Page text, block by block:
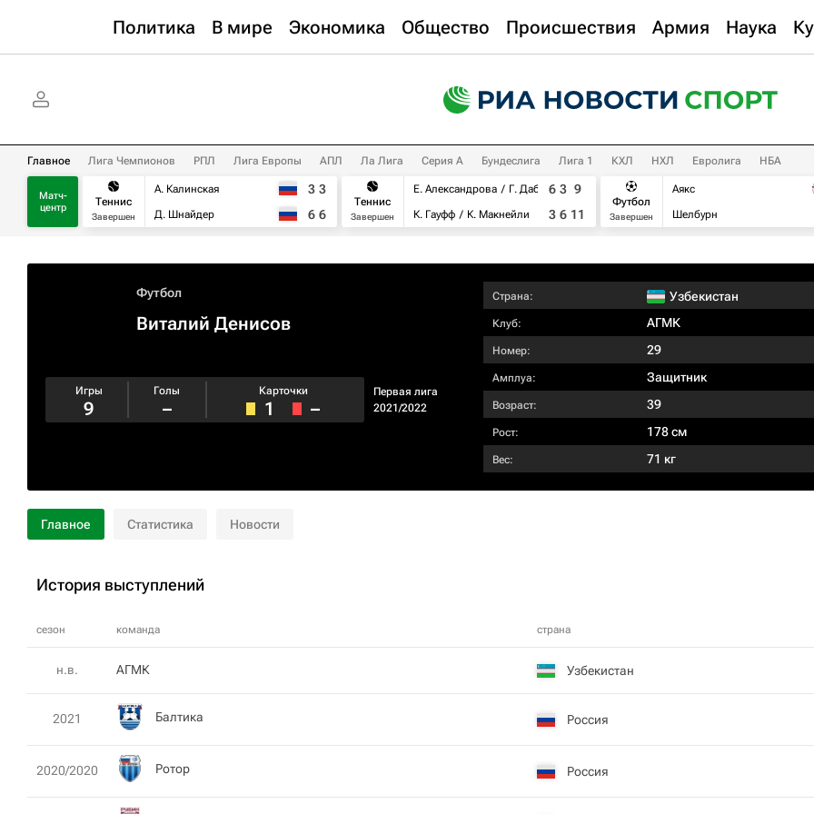
Политика В мире Экономика Общество Происшествия Армия Наука
Главное Лига Чемпионов РПЛ Лига Европы АПЛ Ла Лига Серия А Бундеслига Лига 1 КХЛ НХЛ Евролига НБА
Матч-
центр
Теннис
Завершен
А. Калинская
Д. Шнайдер
3 3
6 6
Теннис
Завершен
Е. Александрова
Г. Дабровски
К. Гауфф
К. Макнейли
6 3 9
3 6 11
Футбол
Завершен
Аякс
Шелбурн
Футбол
Виталий Денисов
Первая лига
2021/2022
Игры
9
Голы
–
Карточки
1 –
Страна: Узбекистан
Клуб: АГМК
Номер: 29
Амплуа: Защитник
Возраст: 39
Рост: 178 см
Вес: 71 кг
Главное Статистика Новости
История выступлений
сезон команда страна
н.в. АГМК Узбекистан
2021 Балтика Россия
2020/2020 Ротор Россия